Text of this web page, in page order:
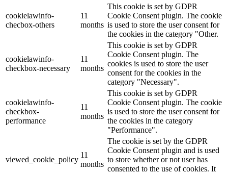
cookielawinfo-
checbox-others
11
months
This cookie is set by GDPR
Cookie Consent plugin. The cookie
is used to store the user consent for
the cookies in the category "Other.
cookielawinfo-
checkbox-necessary
11
months
This cookie is set by GDPR
Cookie Consent plugin. The
cookies is used to store the user
consent for the cookies in the
category "Necessary".
cookielawinfo-
checkbox-
performance
11
months
This cookie is set by GDPR
Cookie Consent plugin. The cookie
is used to store the user consent for
the cookies in the category
"Performance".
viewed_cookie_policy
11
months
The cookie is set by the GDPR
Cookie Consent plugin and is used
to store whether or not user has
consented to the use of cookies. It